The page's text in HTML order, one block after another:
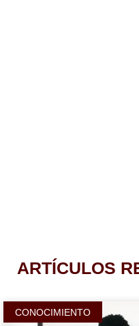
ARTÍCULOS
CONOCIMIENTO